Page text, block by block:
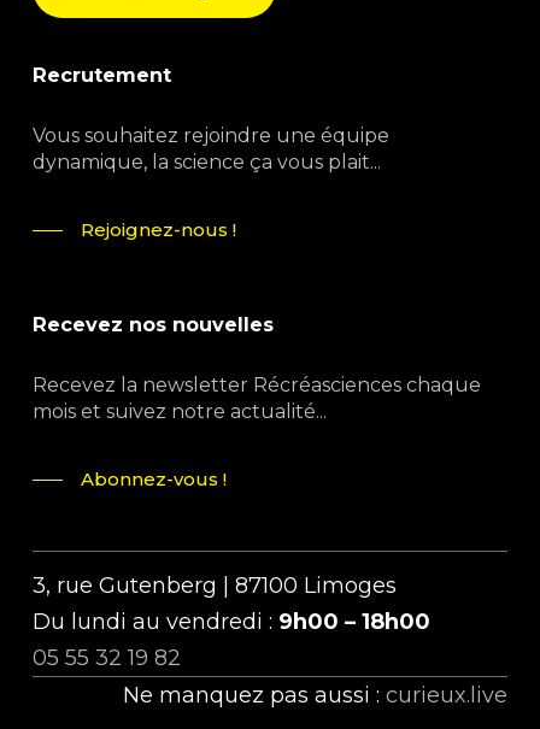
Recrutement
Vous souhaitez rejoindre une équipe
dynamique, la science ça vous plait...
Rejoignez-nous !
Recevez nos nouvelles
Recevez la newsletter Récréasciences chaque
mois et suivez notre actualité...
Abonnez-vous !
3, rue Gutenberg | 87100 Limoges
Du lundi au vendredi : 9h00 – 18h00
05 55 32 19 82
Ne manquez pas aussi :curieux.live